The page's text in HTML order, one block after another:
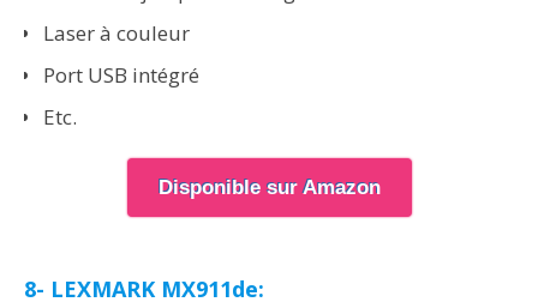
Laser à couleur
Port USB intégré
Etc.
Disponible sur Amazon
8- LEXMARK MX911de: